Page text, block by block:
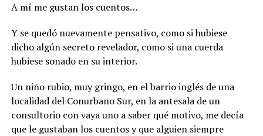
A mí me gustan los cuentos…
Y se quedó nuevamente pensativo, como si hubiese
dicho algún secreto revelador, como si una cuerda
hubiese sonado en su interior.
Un niño rubio, muy gringo, en el barrio inglés de una
localidad del Conurbano Sur, en la antesala de un
consultorio con vaya uno a saber qué motivo, me decía
que le gustaban los cuentos y que alguien siempre